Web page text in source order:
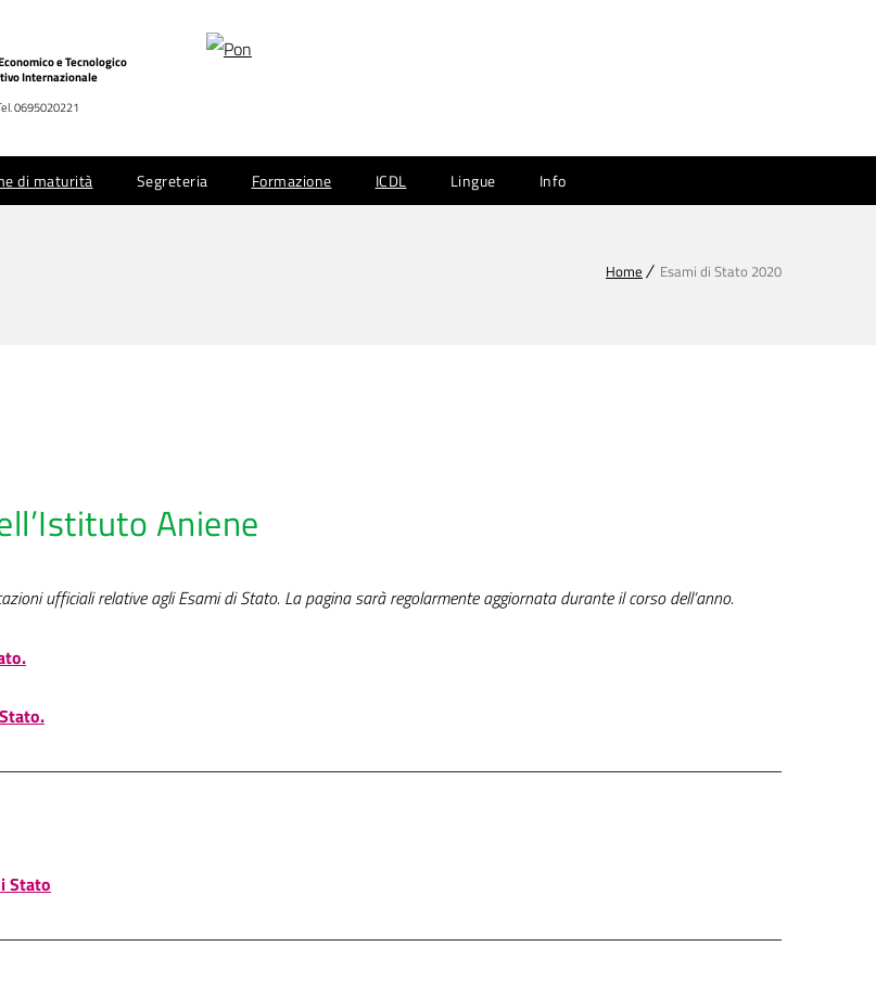
e Tecnologico
Internazionale
0695020221
di maturità Segreteria Formazione ICDL Lingue Info
Home Esami di Stato 2020
Aniene
ufficiali relative agli Esami di Stato. La pagina sarà regolarmente aggiornata durante il corso dell’anno.
Stato